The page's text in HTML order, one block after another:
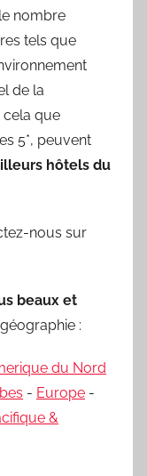
nombre
tels que
de la
cela que
5*, peuvent
hôtels du
nous sur
beaux et
:
du Nord
- Europe -
&